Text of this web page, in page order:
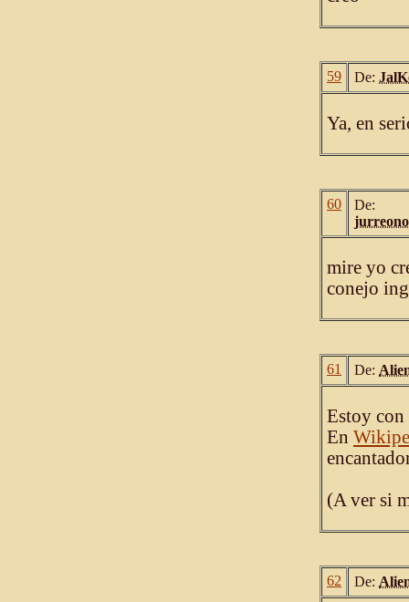
59 De:
Ya, en
60
De:
mire yo
conejo
61 De:
Estoy
En
(A ver si
62 De: